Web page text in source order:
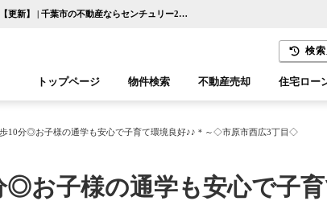
～＊小学校徒歩10分◎お子様の通学も安心で子育て環境良好♪♪＊～◇市原市西広3丁目◇【更新】 | 千葉市の不動産ならセンチュリー21千葉リアルティー
検
トップページ 物件検索
千葉エリア 木更津エリア
不動産売却 住宅ロー
10分◎お子様の通学も安心で子育て環境良好♪♪＊～◇市原市西広3丁目◇
◎お子様の通学も安心で子